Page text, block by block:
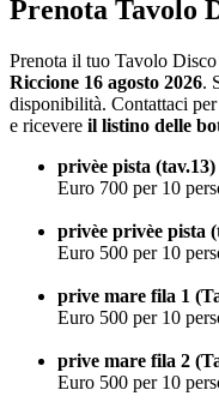
Prenota Tavolo
Prenota il tuo Tavolo
Riccione 16 agosto 2026.
disponibilità. Contattaci
e ricevere il listino delle
privèe pista (tav.13)
Euro 700 per 10
privèe privèe pista
Euro 500 per 10
prive mare fila 1
Euro 500 per 10
prive mare fila 2
Euro 500 per 10